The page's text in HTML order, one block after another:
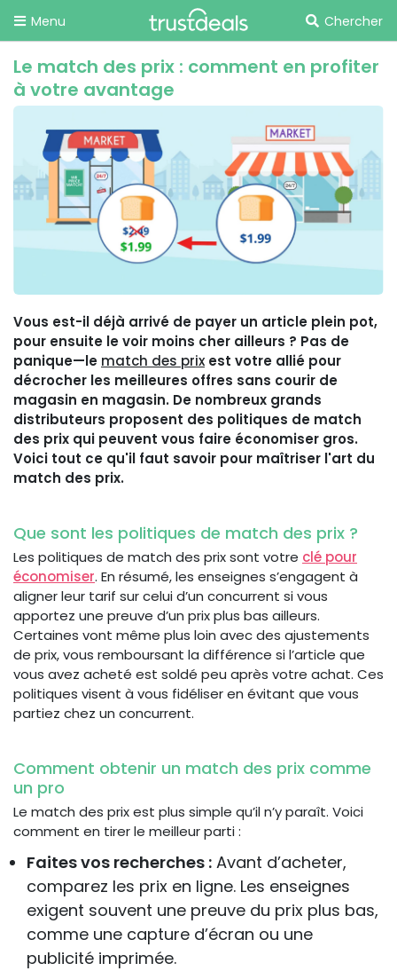
Menu Chercher
Le match des prix : comment en profiter
à votre avantage
Vous est-il déjà arrivé de payer un article plein pot,
pour ensuite le voir moins cher ailleurs ? Pas de
panique—le match des prix est votre allié pour
décrocher les meilleures offres sans courir de
magasin en magasin. De nombreux grands
distributeurs proposent des politiques de match
des prix qui peuvent vous faire économiser gros.
Voici tout ce qu'il faut savoir pour maîtriser l'art du
match des prix.
Que sont les politiques de match des prix ?
Les politiques de match des prix sont votre clé pour
économiser. En résumé, les enseignes s’engagent à
aligner leur tarif sur celui d’un concurrent si vous
apportez une preuve d’un prix plus bas ailleurs.
Certaines vont même plus loin avec des ajustements
de prix, vous remboursant la différence si l’article que
vous avez acheté est soldé peu après votre achat. Ces
politiques visent à vous fidéliser en évitant que vous
partiez chez un concurrent.
Comment obtenir un match des prix comme
un pro
Le match des prix est plus simple qu’il n’y paraît. Voici
comment en tirer le meilleur parti :
Faites vos recherches : Avant d’acheter,
comparez les prix en ligne. Les enseignes
exigent souvent une preuve du prix plus bas,
comme une capture d’écran ou une
publicité imprimée.